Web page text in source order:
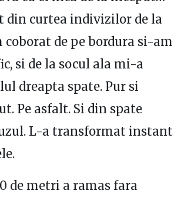
din curtea indivizilor de la
de pe bordura si-am
si de la socul ala mi-a
dreapta spate. Pur si
Pe asfalt. Si din spate
L-a transformat instant
de metri a ramas fara